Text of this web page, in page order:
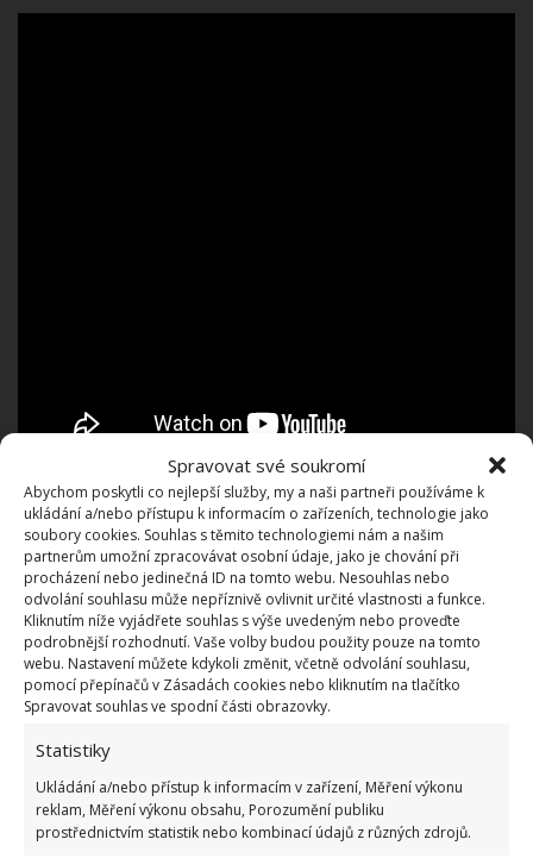
Spravovat své soukromí
Abychom poskytli co nejlepší služby, my a naši partneři používáme k
ukládání a/nebo přístupu k informacím o zařízeních, technologie jako
soubory cookies. Souhlas s těmito technologiemi nám a našim
partnerům umožní zpracovávat osobní údaje, jako je chování při
procházení nebo jedinečná ID na tomto webu. Nesouhlas nebo
odvolání souhlasu může nepříznivě ovlivnit určité vlastnosti a funkce.
Kliknutím níže vyjádřete souhlas s výše uvedeným nebo proveďte
podrobnější rozhodnutí. Vaše volby budou použity pouze na tomto
webu. Nastavení můžete kdykoli změnit, včetně odvolání souhlasu,
pomocí přepínačů v Zásadách cookies nebo kliknutím na tlačítko
Spravovat souhlas ve spodní části obrazovky.
Statistiky
Ukládání a/nebo přístup k informacím v zařízení, Měření výkonu
reklam, Měření výkonu obsahu, Porozumění publiku
prostřednictvím statistik nebo kombinací údajů z různých zdrojů.
David našel rychlý a levný způsob výstavby bunkrů.
Celá stavba přišla na 8 tisíc dolarů (cca 185 tis. Kč),
kdežto tradiční konstrukce funkčního podzemního
přístřeší na bázi betonu stojí až 150 tisíc dolarů
(necelých 3,5 mil. Kč). Výsledná podoba Davidovy
podzemní chaty Quonset Hutukazuje na inovaci,
praktičnost a ekonomickou efektivitu
způsob výstavby představuje úspěšnou integraci
metod. Staré vojenské bunkry se i u nás přestavují
na současné bydlení. O tom, žechata z řopíkuje